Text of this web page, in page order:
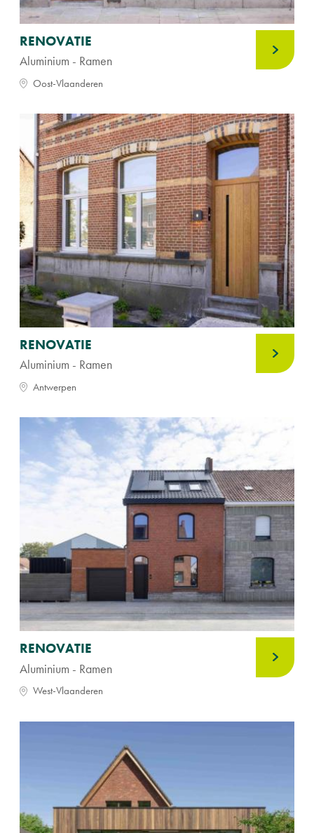
RENOVATIE
Aluminium - Ramen
Oost-Vlaanderen
RENOVATIE
Aluminium - Ramen
Antwerpen
RENOVATIE
Aluminium - Ramen
West-Vlaanderen